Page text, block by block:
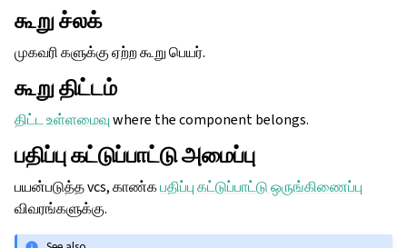
கூறு ச்லக்
முகவரி களுக்கு ஏற்ற கூறு பெயர்.
கூறு திட்டம்
திட்ட உள்ளமைவுwhere the component belongs.
பதிப்பு கட்டுப்பாட்டு அமைப்பு
பயன்படுத்த vcs, காண்கபதிப்பு கட்டுப்பாட்டு ஒருங்கிணைப்பு
விவரங்களுக்கு.